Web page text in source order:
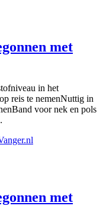
met
in het
reis te nemenNuttig in
voor nek en pols
met